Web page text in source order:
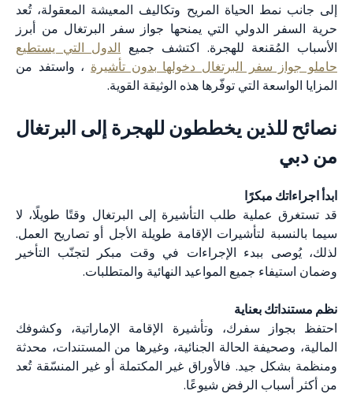
إلى جانب نمط الحياة المريح وتكاليف المعيشة المعقولة، تُعد
حرية السفر الدولي التي يمنحها جواز سفر البرتغال من أبرز
الأسباب المُقنعة للهجرة. اكتشف جميع الدول التي يستطيع
حاملو جواز سفر البرتغال دخولها بدون تأشيرة ، واستفد من
المزايا الواسعة التي توفّرها هذه الوثيقة القوية.
نصائح للذين يخططون للهجرة إلى البرتغال
من دبي
ابدأ اجراءاتك مبكرًا
قد تستغرق عملية طلب التأشيرة إلى البرتغال وقتًا طويلًا، لا
سيما بالنسبة لتأشيرات الإقامة طويلة الأجل أو تصاريح العمل.
لذلك، يُوصى ببدء الإجراءات في وقت مبكر لتجنّب التأخير
وضمان استيفاء جميع المواعيد النهائية والمتطلبات.
نظم مستنداتك بعناية
احتفظ بجواز سفرك، وتأشيرة الإقامة الإماراتية، وكشوفك
المالية، وصحيفة الحالة الجنائية، وغيرها من المستندات، محدثة
ومنظمة بشكل جيد. فالأوراق غير المكتملة أو غير المنسّقة تُعد
من أكثر أسباب الرفض شيوعًا.